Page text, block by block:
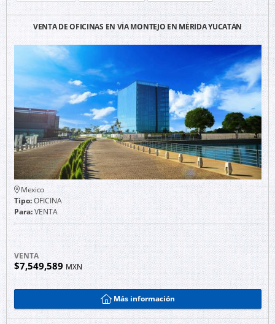
VENTA DE OFICINAS EN VÍA MONTEJO EN MÉRIDA YUCATÁN
Mexico
Tipo:OFICINA
Para:VENTA
VENTA
$7,549,589MXN
Más información